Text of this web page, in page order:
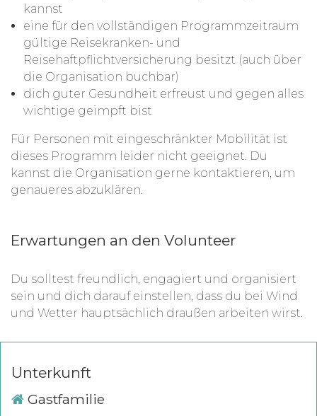
kannst
eine für den vollständigen Programmzeitraum
gültige Reisekranken- und
Reisehaftpflichtversicherung besitzt (auch über
die Organisation buchbar)
dich guter Gesundheit erfreust und gegen alles
wichtige geimpft bist
Für Personen mit eingeschränkter Mobilität ist
dieses Programm leider nicht geeignet. Du
kannst die Organisation gerne kontaktieren, um
genaueres abzuklären.
Erwartungen an den Volunteer
Du solltest freundlich, engagiert und organisiert
sein und dich darauf einstellen, dass du bei Wind
und Wetter hauptsächlich draußen arbeiten wirst.
Unterkunft
Gastfamilie